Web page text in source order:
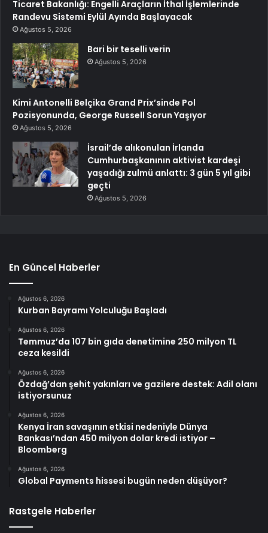
Ticaret Bakanlığı: Engelli Araçların İthal İşlemlerinde
Randevu Sistemi Eylül Ayında Başlayacak
Ağustos 5, 2026
Bari bir teselli verin
Ağustos 5, 2026
Kimi Antonelli Belçika Grand Prix’sinde Pol
Pozisyonunda, George Russell Sorun Yaşıyor
Ağustos 5, 2026
İsrail’de alıkonulan İrlanda
Cumhurbaşkanının aktivist kardeşi
yaşadığı zulmü anlattı: 3 gün 5 yıl gibi
geçti
Ağustos 5, 2026
En Güncel Haberler
Ağustos 6, 2026
Kurban Bayramı Yolculuğu Başladı
Ağustos 6, 2026
Temmuz’da 107 bin gıda denetimine 250 milyon TL
ceza kesildi
Ağustos 6, 2026
Özdağ’dan şehit yakınları ve gazilere destek: Adil olanı
istiyorsunuz
Ağustos 6, 2026
Kenya İran savaşının etkisi nedeniyle Dünya
Bankası’ndan 450 milyon dolar kredi istiyor –
Bloomberg
Ağustos 6, 2026
Global Payments hissesi bugün neden düşüyor?
Rastgele Haberler